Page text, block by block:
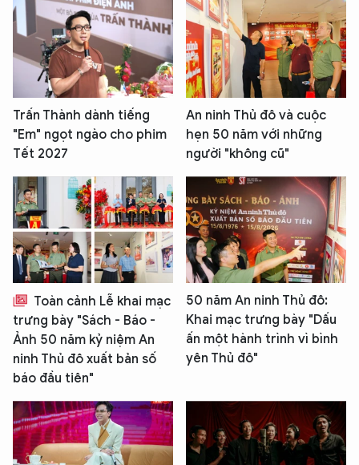
Trấn Thành dành tiếng
"Em" ngọt ngào cho phim
Tết 2027
An ninh Thủ đô và cuộc
hẹn 50 năm với những
người "không cũ"
Toàn cảnh Lễ khai mạc
trưng bày "Sách - Báo -
Ảnh 50 năm kỷ niệm An
ninh Thủ đô xuất bản số
báo đầu tiên"
50 năm An ninh Thủ đô:
Khai mạc trưng bày "Dấu
ấn một hành trình vì bình
yên Thủ đô"